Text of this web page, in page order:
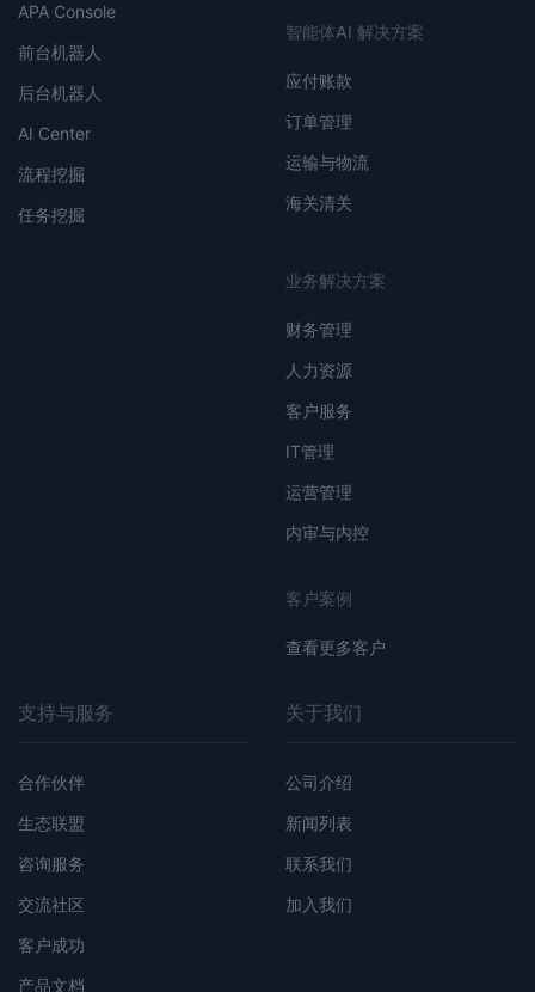
APA Console
前台机器人
后台机器人
AI Center
流程挖掘
任务挖掘
智能体AI 解决方案
应付账款
订单管理
运输与物流
海关清关
业务解决方案
财务管理
人力资源
客户服务
IT管理
运营管理
内审与内控
客户案例
查看更多客户
支持与服务
合作伙伴
生态联盟
咨询服务
交流社区
客户成功
产品文档
关于我们
公司介绍
新闻列表
联系我们
加入我们